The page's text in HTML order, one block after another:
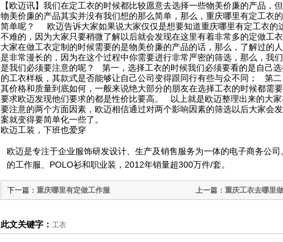
【欧迈讯】我们在定工衣的时候都比较愿意去选择一些物美价廉的产品，
物美价廉的产品其实并没有我们想的那么简单，那么，重庆哪里有定工衣
简单呢？ 欧迈告诉大家如果说大家仅仅是想要知道重庆哪里有定工衣的
不难的，因为大家只要稍微了解以后就会发现在这里有着非常多的定做工
大家在做工衣定制的时候需要的是物美价廉的产品的话，那么，了解过的
是非常漫长的，因为在这个过程中你需要进行非常严密的筛选，那么，我
是我们必须要注意的呢？ 第一，选择工衣的时候我们必须要看的是自己
的工衣样板，其款式是否能够让自己公司变得跟同行有些与众不同； 第
其价格和质量到底如何，一般来说绝大部分的朋友在选择工衣的时候都需
要求欧迈发现他们要求的都是性价比要高。 以上就是欧迈整理出来的大
要注意的两个方面因素，欧迈相信通过对两个影响因素的筛选以后大家会
案就变得要简单化一些了。
欧迈工装，下班也爱穿
欧迈是专注于企业服饰研发设计、生产及销售服务为一体的电子商务公
的工作服、POLO衫和职业装，2012年销量超300万件/套。
上一篇： 重庆工衣去哪里
下一篇： 重庆哪里有定做工作服
此文关键字： 工衣